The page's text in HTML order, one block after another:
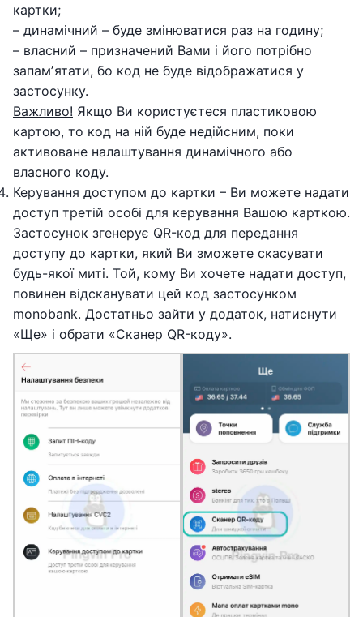
картки;
– динамічний – буде змінюватися раз на годину;
– власний – призначений Вами і його потрібно
запамʼятати, бо код не буде відображатися у
застосунку.
Важливо! Якщо Ви користуєтеся пластиковою
картою, то код на ній буде недійсним, поки
активоване налаштування динамічного або
власного коду.
Керування доступом до картки – Ви можете надати
доступ третій особі для керування Вашою карткою.
Застосунок згенерує QR-код для передання
доступу до картки, який Ви зможете скасувати
будь-якої миті. Той, кому Ви хочете надати доступ,
повинен відсканувати цей код застосунком
monobank. Достатньо зайти у додаток, натиснути
«Ще» і обрати «Сканер QR-коду».